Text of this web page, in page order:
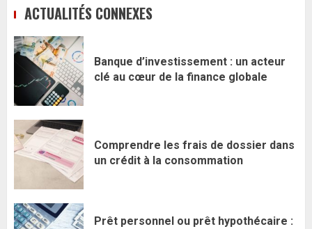
ACTUALITÉS CONNEXES
Banque d’investissement : un acteur
clé au cœur de la finance globale
Comprendre les frais de dossier dans
un crédit à la consommation
Prêt personnel ou prêt hypothécaire :